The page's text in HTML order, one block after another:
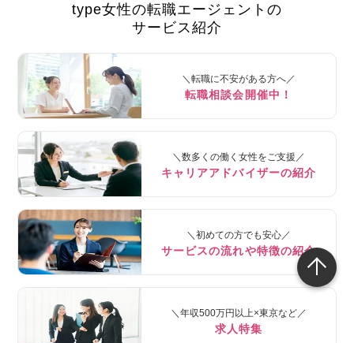
type女性の転職エージェントの
サービス紹介
＼転職に不安がある方へ／
転職相談会開催中！
＼数多くの働く女性をご支援／
キャリアアドバイザーの紹介
＼初めての方でも安心／
サービスの流れや特徴の紹介
＼年収500万円以上×東京など／
求人特集